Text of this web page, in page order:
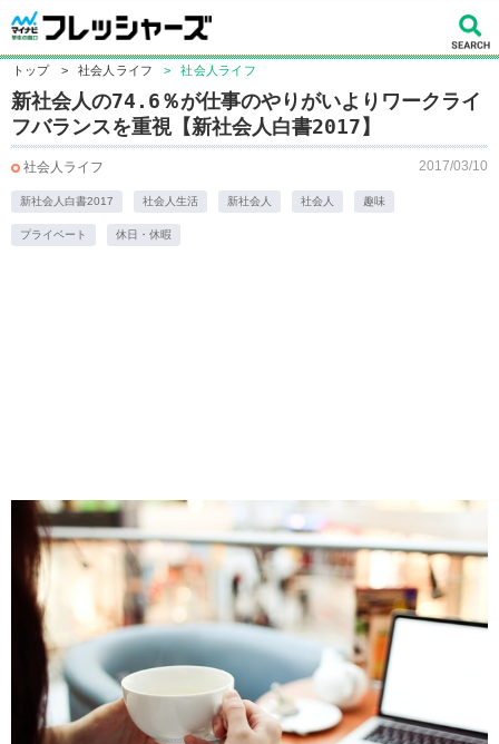
トップ > 社会人ライフ > 社会人ライフ
新社会人の74.6％が仕事のやりがいよりワークライ
フバランスを重視【新社会人白書2017】
社会人ライフ 2017/03/10
新社会人白書2017 社会人生活 新社会人 社会人 趣味
プライベート 休日・休暇